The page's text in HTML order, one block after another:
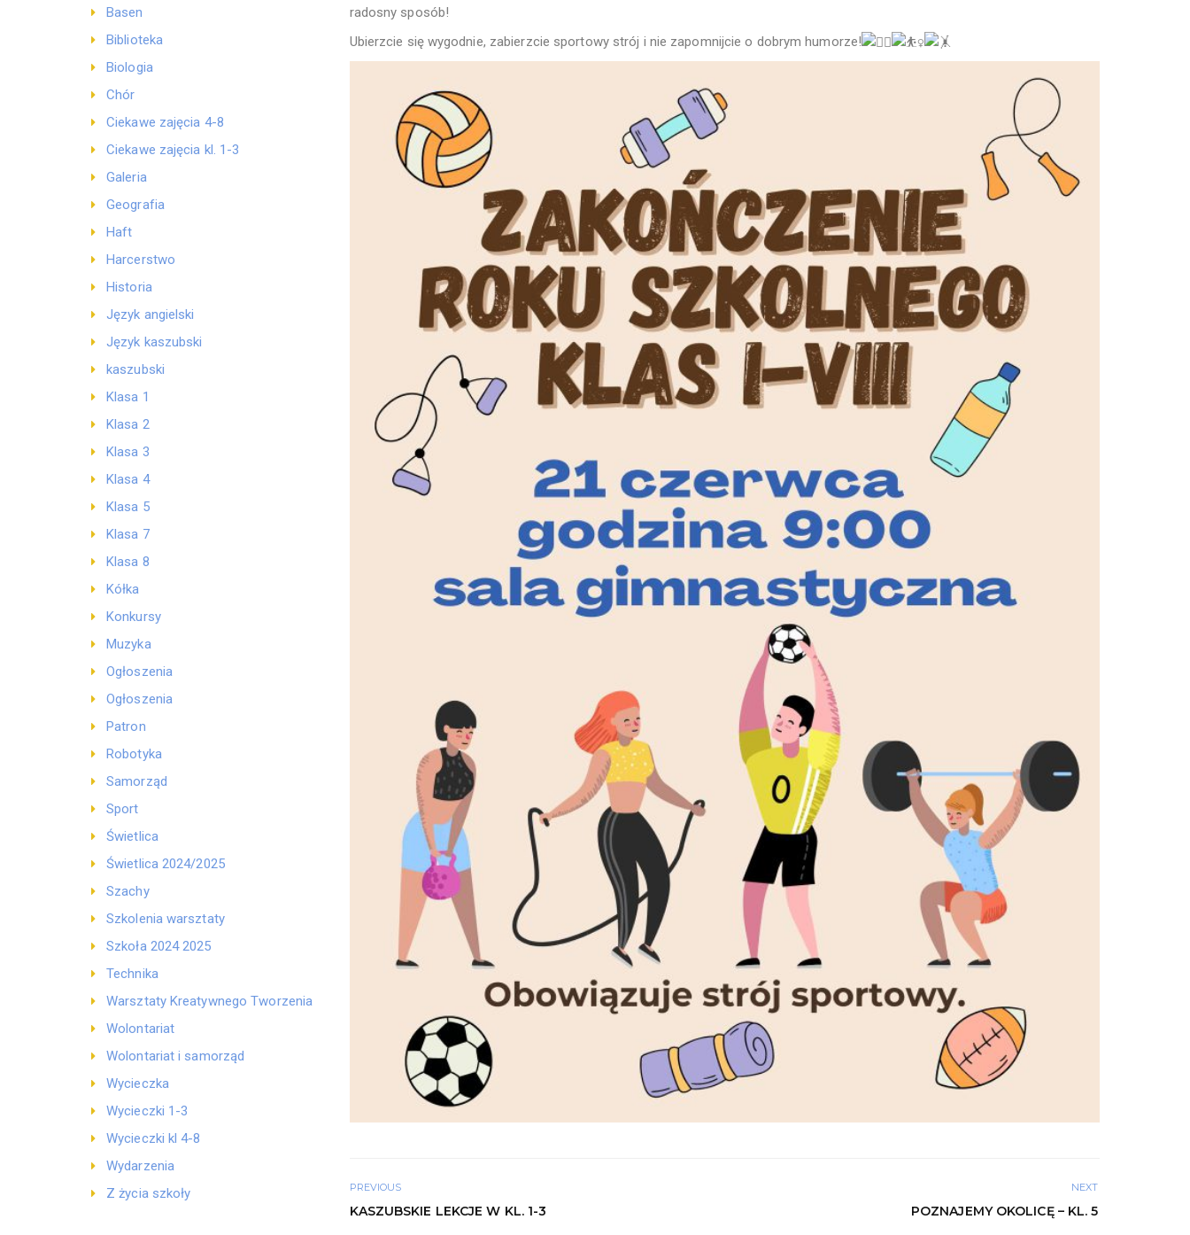
Basen
Biblioteka
Biologia
Chór
Ciekawe zajęcia 4-8
Ciekawe zajęcia kl. 1-3
Galeria
Geografia
Haft
Harcerstwo
Historia
Język angielski
Język kaszubski
kaszubski
Klasa 1
Klasa 2
Klasa 3
Klasa 4
Klasa 5
Klasa 7
Klasa 8
Kółka
Konkursy
Muzyka
Ogłoszenia
Ogłoszenia
Patron
Robotyka
Samorząd
Sport
Świetlica
Świetlica 2024/2025
Szachy
Szkolenia warsztaty
Szkoła 2024 2025
Technika
Warsztaty Kreatywnego Tworzenia
Wolontariat
Wolontariat i samorząd
Wycieczka
Wycieczki 1-3
Wycieczki kl 4-8
Wydarzenia
Z życia szkoły
radosny sposób!
Ubierzcie się wygodnie, zabierzcie sportowy strój i nie zapomnijcie o dobrym humorze!
PREVIOUS
KASZUBSKIE LEKCJE W KL. 1-3
NEXT
POZNAJEMY OKOLICĘ – KL. 5